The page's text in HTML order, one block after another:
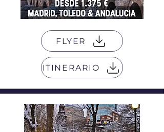
FLYER
ITINERARIO